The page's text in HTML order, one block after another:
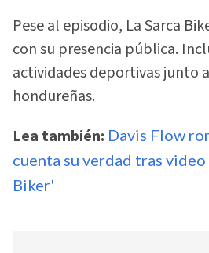
Pese al episodio, La Sarca
con su presencia pública.
actividades deportivas junto
hondureñas.
Lea también: Davis Flow
cuenta su verdad tras video
Biker'